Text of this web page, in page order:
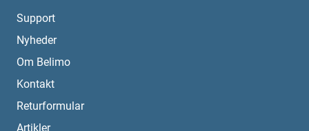
Support
Nyheder
Om Belimo
Kontakt
Returformular
Artikler